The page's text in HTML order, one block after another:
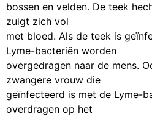
bossen en velden. De teek
zuigt zich vol
met bloed. Als de teek is
Lyme-bacteriën worden
overgedragen naar de mens.
zwangere vrouw die
geïnfecteerd is met de Lyme-
overdragen op het